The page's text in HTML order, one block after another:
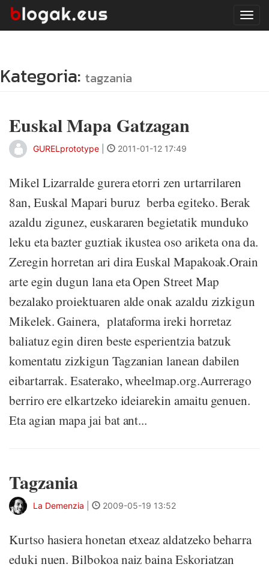
Kategoria: tagzania
Euskal Mapa Gatzagan
GURELprototype 2011-01-12 17:49
Mikel Lizarralde gurera etorri zen urtarrilaren
8an, Euskal Mapari buruz berba egiteko. Berak
azaldu zigunez, euskararen begietatik munduko
leku eta bazter guztiak ikustea oso ariketa ona da.
Zeregin horretan ari dira Euskal Mapakoak.Orain
arte egin dugun lana eta Open Street Map
bezalako proiektuaren alde onak azaldu zizkigun
Mikelek. Gainera, plataforma ireki horretaz
baliatuz egin diren beste esperientzia batzuk
komentatu zizkigun Tagzanian lanean dabilen
eibartarrak. Esaterako, wheelmap.org.Aurrerago
berriro ere elkartzeko ideiarekin amaitu genuen.
Eta agian mapa jai bat ant...
Tagzania
La Demenzia 2009-05-19 13:52
Kurtso hasiera honetan etxeaz aldatzeko beharra
eduki nuen. Bilbokoa naiz baina Eskoriatzan